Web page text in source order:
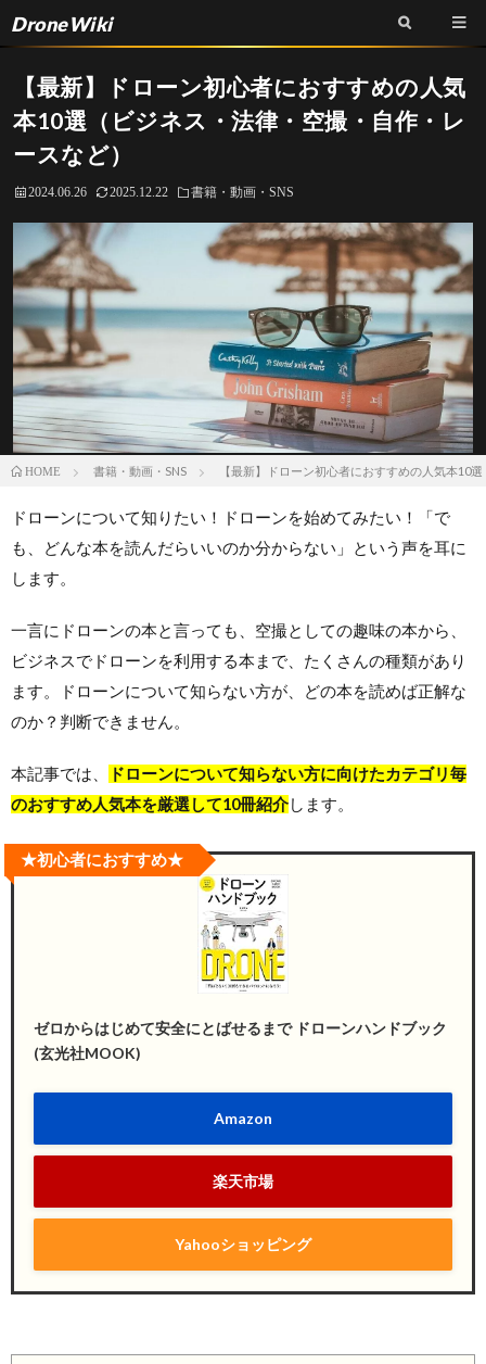
DroneWiki
【最新】ドローン初心者におすすめの人気
本10選（ビジネス・法律・空撮・自作・レ
ースなど）
2024.06.26 2025.12.22 書籍・動画・SNS
HOME 書籍・動画・SNS 【最新】ドローン初心者におすすめの人気本10
ドローンについて知りたい！ドローンを始めてみたい！「で
も、どんな本を読んだらいいのか分からない」という声を耳に
します。
一言にドローンの本と言っても、空撮としての趣味の本から、
ビジネスでドローンを利用する本まで、たくさんの種類があり
ます。ドローンについて知らない方が、どの本を読めば正解な
のか？判断できません。
本記事では、
ドローンについて知らない方に向けたカテゴリ毎
のおすすめ人気本を厳選して10冊紹介します。
ゼロからはじめて安全にとばせるまで ドローンハンドブック
(玄光社MOOK)
Amazon
楽天市場
Yahooショッピング
★初心者におすすめ★